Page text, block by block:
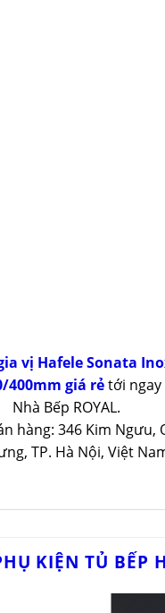
vị Hafele Sonata
400mm giá rẻtới ngay
Nhà Bếp ROYAL.
hàng: 346 Kim Ngưu,
TP. Hà Nội, Việt
KIỆN TỦ BẾP